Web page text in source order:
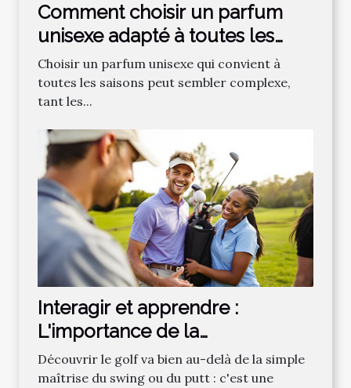
Comment choisir un parfum
unisexe adapté à toutes les
saisons ?
Choisir un parfum unisexe qui convient à
toutes les saisons peut sembler complexe,
tant les...
Interagir et apprendre :
L'importance de la
communauté dans
l'apprentissage du golf
Découvrir le golf va bien au-delà de la simple
maîtrise du swing ou du putt : c'est une